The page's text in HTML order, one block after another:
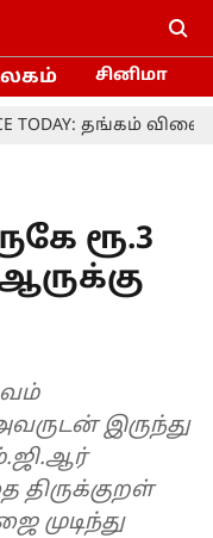
சினிமா
தங்கம் விலை
ரூ.3
இருந்து
முடிந்து